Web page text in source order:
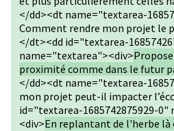
</dd><dt name="textarea-
Comment rendre mon projet le
</dt><dd id="textarea-
name="textarea"><div>
proximité comme dans le futur
</dd><dt name="textarea-
mon projet peut-il impacter
id="textarea-1685742875929-
<div>En replantant de l'herbe là